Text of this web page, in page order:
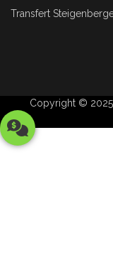
Transfert
Copyright © 2025